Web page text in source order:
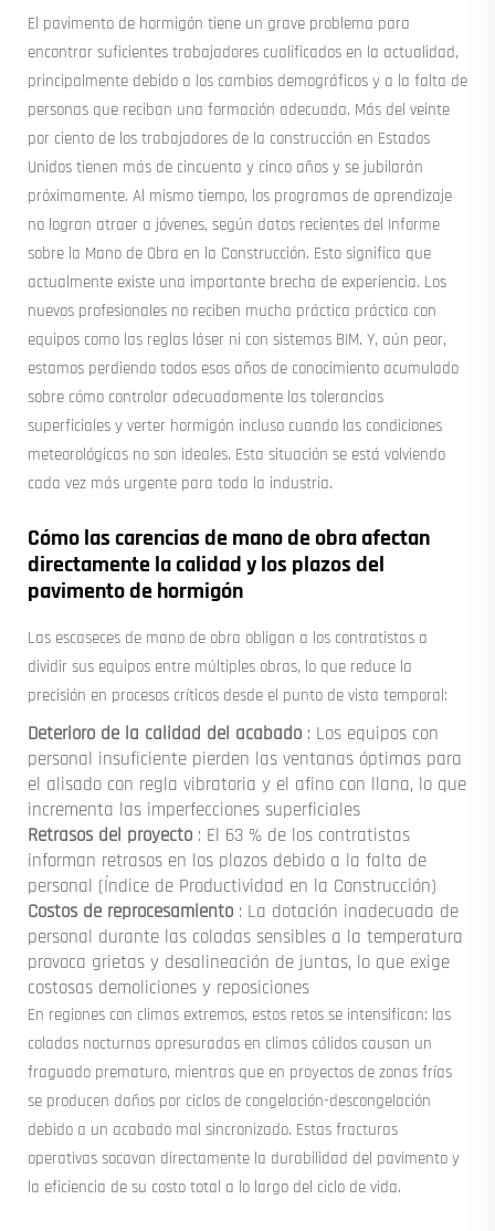
El pavimento de hormigón tiene un grave problema para
encontrar suficientes trabajadores cualificados en la actualidad,
principalmente debido a los cambios demográficos y a la falta de
personas que reciban una formación adecuada. Más del veinte
por ciento de los trabajadores de la construcción en Estados
Unidos tienen más de cincuenta y cinco años y se jubilarán
próximamente. Al mismo tiempo, los programas de aprendizaje
no logran atraer a jóvenes, según datos recientes del Informe
sobre la Mano de Obra en la Construcción. Esto significa que
actualmente existe una importante brecha de experiencia. Los
nuevos profesionales no reciben mucha práctica práctica con
equipos como las reglas láser ni con sistemas BIM. Y, aún peor,
estamos perdiendo todos esos años de conocimiento acumulado
sobre cómo controlar adecuadamente las tolerancias
superficiales y verter hormigón incluso cuando las condiciones
meteorológicas no son ideales. Esta situación se está volviendo
cada vez más urgente para toda la industria.
Cómo las carencias de mano de obra afectan
directamente la calidad y los plazos del
pavimento de hormigón
Las escaseces de mano de obra obligan a los contratistas a
dividir sus equipos entre múltiples obras, lo que reduce la
precisión en procesos críticos desde el punto de vista temporal:
Deterioro de la calidad del acabado : Los equipos con
personal insuficiente pierden las ventanas óptimas para
el alisado con regla vibratoria y el afino con llana, lo que
incrementa las imperfecciones superficiales
Retrasos del proyecto : El 63 % de los contratistas
informan retrasos en los plazos debido a la falta de
personal (Índice de Productividad en la Construcción)
Costos de reprocesamiento : La dotación inadecuada de
personal durante las coladas sensibles a la temperatura
provoca grietas y desalineación de juntas, lo que exige
costosas demoliciones y reposiciones
En regiones con climas extremos, estos retos se intensifican: las
coladas nocturnas apresuradas en climas cálidos causan un
fraguado prematuro, mientras que en proyectos de zonas frías
se producen daños por ciclos de congelación-descongelación
debido a un acabado mal sincronizado. Estas fracturas
operativas socavan directamente la durabilidad del pavimento y
la eficiencia de su costo total a lo largo del ciclo de vida.